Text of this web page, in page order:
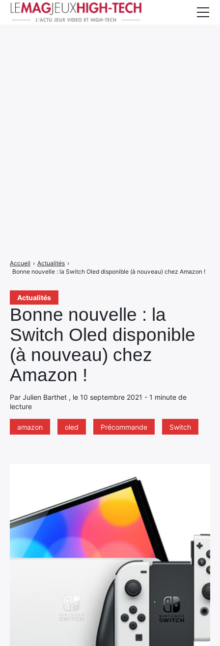
Actualités
Bonne nouvelle : la
Switch Oled disponible
(à nouveau) chez
Amazon !
Par Julien Barthet , le 10 septembre 2021 - 1 minute de
lecture
amazon oled Précommande Switch
Accueil › Actualités ›
Bonne nouvelle : la Switch Oled disponible (à nouveau) chez Amazon !